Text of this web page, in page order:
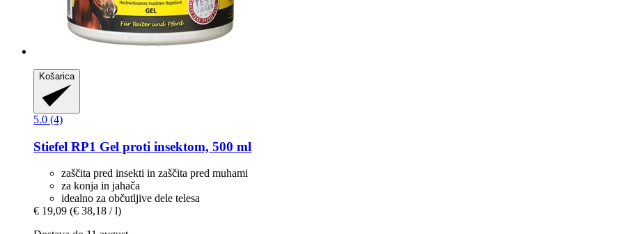
Košarica
5.0 (4)
Stiefel RP1 Gel proti insektom, 500 ml
zaščita pred insekti in zaščita pred muhami
za konja in jahača
idealno za občutljive dele telesa
€ 19,09 (€ 38,18 / l)